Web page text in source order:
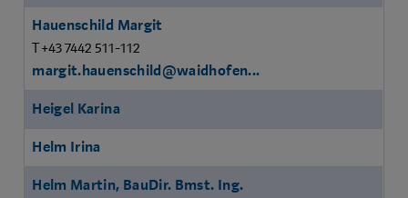
Hauenschild Margit
T +43 7442 511-112
margit.hauenschild@waidhofen...
Heigel Karina
Helm Irina
Helm Martin, BauDir. Bmst. Ing.